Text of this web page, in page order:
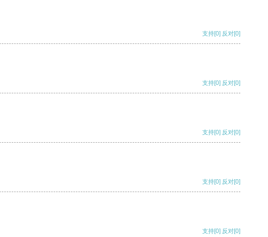
支持[0] 反对[0]
支持[0] 反对[0]
支持[0] 反对[0]
支持[0] 反对[0]
支持[0] 反对[0]